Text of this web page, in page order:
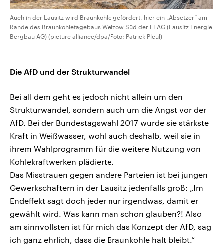
Auch in der Lausitz wird Braunkohle gefördert, hier ein „Absetzer“ am
Rande des Braunkohletagebaus Welzow Süd der LEAG (Lausitz Energie
Bergbau AG) (picture alliance/dpa/Foto: Patrick Pleul)
Die AfD und der Strukturwandel
Bei all dem geht es jedoch nicht allein um den
Strukturwandel, sondern auch um die Angst vor der
AfD. Bei der Bundestagswahl 2017 wurde sie stärkste
Kraft in Weißwasser, wohl auch deshalb, weil sie in
ihrem Wahlprogramm für die weitere Nutzung von
Kohlekraftwerken plädierte.
Das Misstrauen gegen andere Parteien ist bei jungen
Gewerkschaftern in der Lausitz jedenfalls groß: „Im
Endeffekt sagt doch jeder nur irgendwas, damit er
gewählt wird. Was kann man schon glauben?! Also
am sinnvollsten ist für mich das Konzept der AfD, sag
ich ganz ehrlich, dass die Braunkohle halt bleibt.“